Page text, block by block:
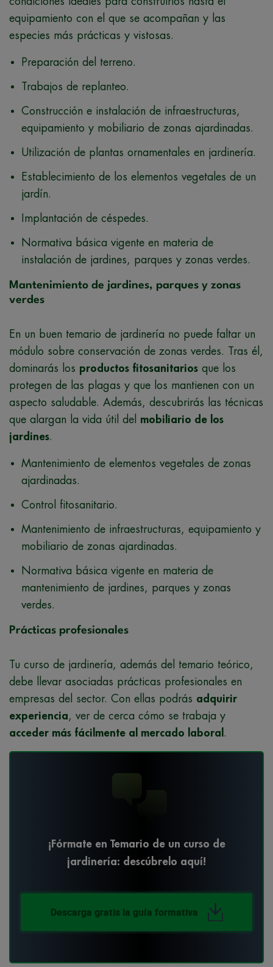
equipamiento con el que se acompañan y las
especies más prácticas y vistosas.
Preparación del terreno.
Trabajos de replanteo.
Construcción e instalación de infraestructuras,
equipamiento y mobiliario de zonas ajardinadas.
Utilización de plantas ornamentales en jardinería.
Establecimiento de los elementos vegetales de un
jardín.
Implantación de céspedes.
Normativa básica vigente en materia de
instalación de jardines, parques y zonas verdes.
Mantenimiento de jardines, parques y zonas
verdes
En un buen temario de jardinería no puede faltar un
módulo sobre conservación de zonas verdes. Tras él,
dominarás los productos fitosanitarios que los
protegen de las plagas y que los mantienen con un
aspecto saludable. Además, descubrirás las técnicas
que alargan la vida útil del mobiliario de los
jardines.
Mantenimiento de elementos vegetales de zonas
ajardinadas.
Control fitosanitario.
Mantenimiento de infraestructuras, equipamiento y
mobiliario de zonas ajardinadas.
Normativa básica vigente en materia de
mantenimiento de jardines, parques y zonas
verdes.
Prácticas profesionales
Tu curso de jardinería, además del temario teórico,
debe llevar asociadas prácticas profesionales en
empresas del sector. Con ellas podrás adquirir
experiencia, ver de cerca cómo se trabaja y
acceder más fácilmente al mercado laboral .
¡Fórmate en Temario de un curso de
jardinería: descúbrelo aquí!
Descarga gratis la guía formativa